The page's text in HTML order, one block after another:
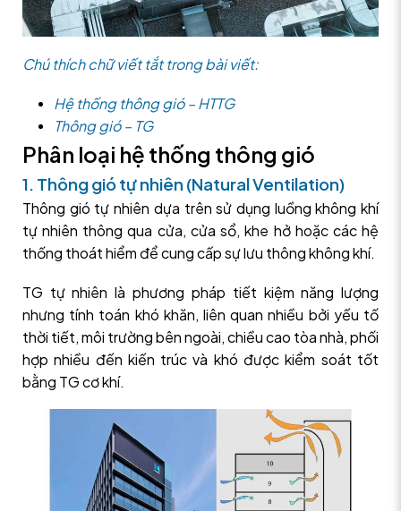
Chú thích chữ viết tắt trong bài viết:
Hệ thống thông gió – HTTG
Thông gió – TG
Phân loại hệ thống thông gió
1. Thông gió tự nhiên (Natural Ventilation)
Thông gió tự nhiên dựa trên sử dụng luồng không khí
tự nhiên thông qua cửa, cửa sổ, khe hở hoặc các hệ
thống thoát hiểm để cung cấp sự lưu thông không khí.
TG tự nhiên là phương pháp tiết kiệm năng lượng
nhưng tính toán khó khăn, liên quan nhiều bởi yếu tố
thời tiết, môi trường bên ngoài, chiều cao tòa nhà, phối
hợp nhiều đến kiến trúc và khó được kiểm soát tốt
bằng TG cơ khí.